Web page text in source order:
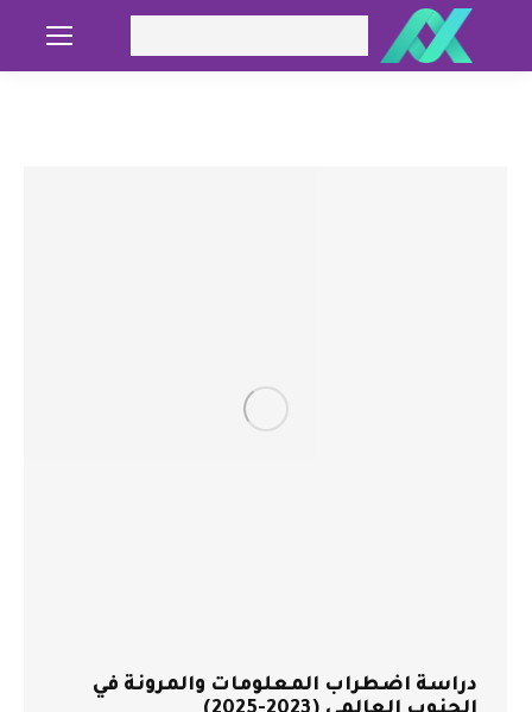
دراسة اضطراب المعلومات والمرونة في